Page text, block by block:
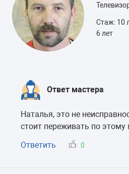
Стаж: 10
6 лет
Ответ мастера
Наталья, это не
стоит переживать по этому
Ответить
0